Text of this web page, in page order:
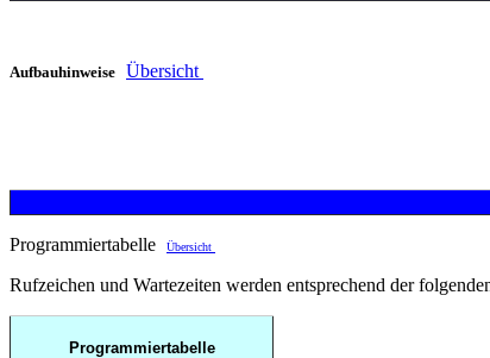
Aufbauhinweise Übersicht
Programmiertabelle Übersicht
Rufzeichen und Wartezeiten werden entsprechend der
Programmiertabelle